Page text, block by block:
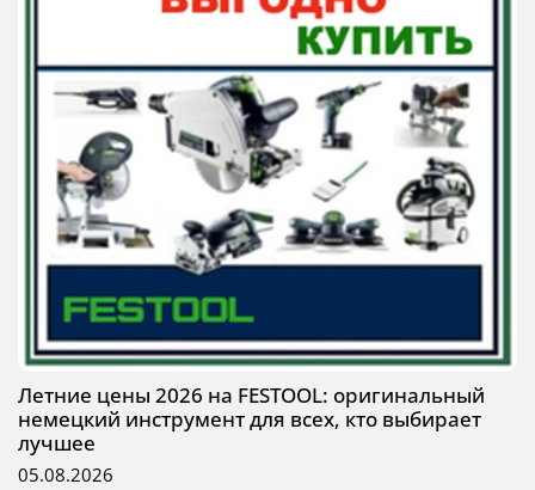
Летние цены 2026 на FESTOOL: оригинальный
немецкий инструмент для всех, кто выбирает
лучшее
05.08.2026